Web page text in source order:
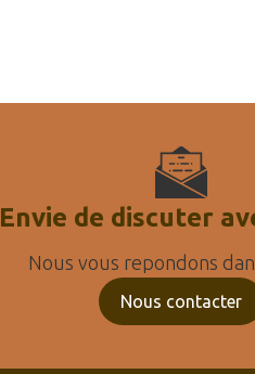
Envie de discuter
Nous vous repondons
Nous contacter